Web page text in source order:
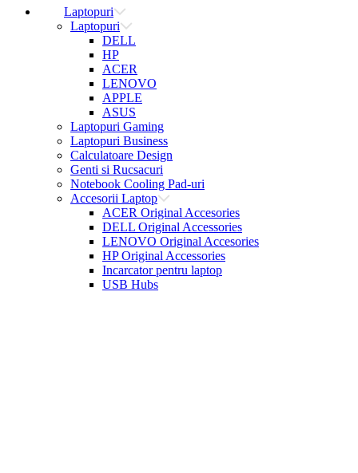
Laptopuri
Laptopuri
DELL
HP
ACER
LENOVO
APPLE
ASUS
Laptopuri Gaming
Laptopuri Business
Calculatoare Design
Genti si Rucsacuri
Notebook Cooling Pad-uri
Accesorii Laptop
ACER Original Accesories
DELL Original Accessories
LENOVO Original Accesories
HP Original Accessories
Incarcator pentru laptop
USB Hubs